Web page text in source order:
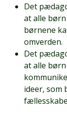
Det
at alle
børnene
omverden.
Det
at alle
ideer, som